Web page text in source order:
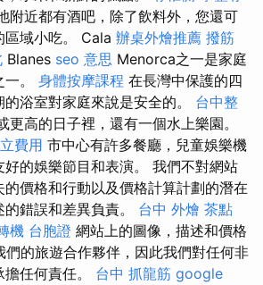
附近都有酒吧，除了飲料外，您還可
區域小吃。 Cala 辦桌外燴推薦 撥筋
Blanes seo 意思 Menorca之一是家庭
。 身體按摩課程 在長灣中保護的四
浴室對家庭來說是安全的。 台中整
更高的日子裡，還有一個水上樂園。
費用 市中心有許多餐廳，兒童娛樂機
的娛樂節目和表演。 我們不對網站
價格和行動以及價格計算計劃的潛在
錯誤和差異負責。 台中 外燴 茶點
機 台胞證 網站上的圖像，描述和價格
們的旅遊合作夥伴，因此我們對任何非
任何責任。 台中 抓龍筋 google